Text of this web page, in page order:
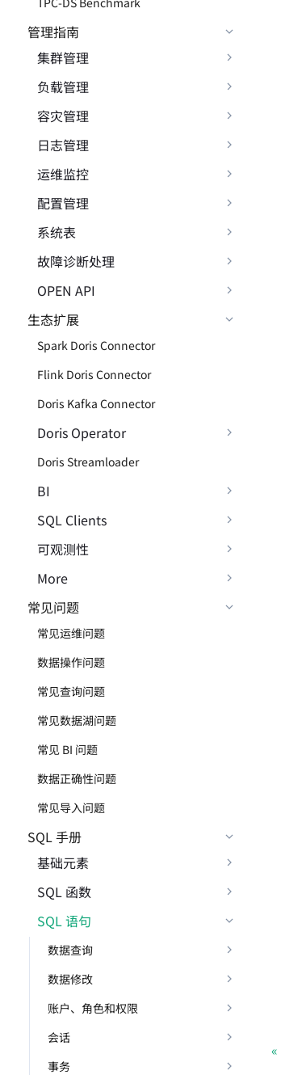
管理指南
集群管理
负载管理
容灾管理
日志管理
运维监控
配置管理
系统表
故障诊断处理
OPEN API
生态扩展
Spark Doris Connector
Flink Doris Connector
Doris Kafka Connector
Doris Operator
Doris Streamloader
BI
SQL Clients
可观测性
More
常见问题
常见运维问题
数据操作问题
常见查询问题
常见数据湖问题
常见 BI 问题
数据正确性问题
常见导入问题
SQL 手册
基础元素
SQL 函数
SQL 语句
数据查询
数据修改
账户、角色和权限
会话
事务